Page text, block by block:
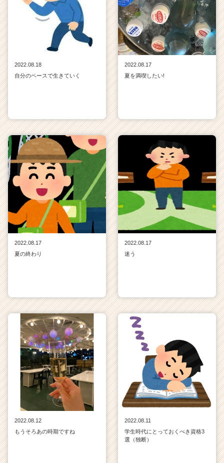
2022.08.18
自分のペースで生きていく
2022.08.17
夏を満喫したい!
2022.08.17
夏の終わり
2022.08.17
迷う
2022.08.12
もうそろあの時期ですね
2022.08.11
学生時代にとっておくべき資格3
選（独断）